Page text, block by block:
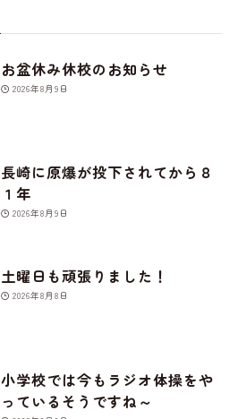
お盆休み休校のお知らせ
2026年8月9日
長崎に原爆が投下されてから８
１年
2026年8月9日
土曜日も頑張りました！
2026年8月8日
小学校では今もラジオ体操をや
っているそうですね～